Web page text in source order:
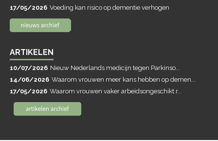
17/05/2026 Voeding kan risico op dementie verhogen
ARTIKELEN
10/07/2026 Nieuw Nederlands medicijn tegen Parkinso...
14/06/2026 Waarom vrouwen meer kans hebben op demen...
17/05/2026 Waarom vrouwen vaker arbeidsongeschikt r...